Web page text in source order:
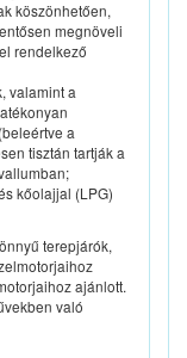
köszönhetően,
megnöveli
rendelkező
valamint a
a
tisztán tartják a
kőolajjal (LPG)
terepjárók,
ajánlott.
való